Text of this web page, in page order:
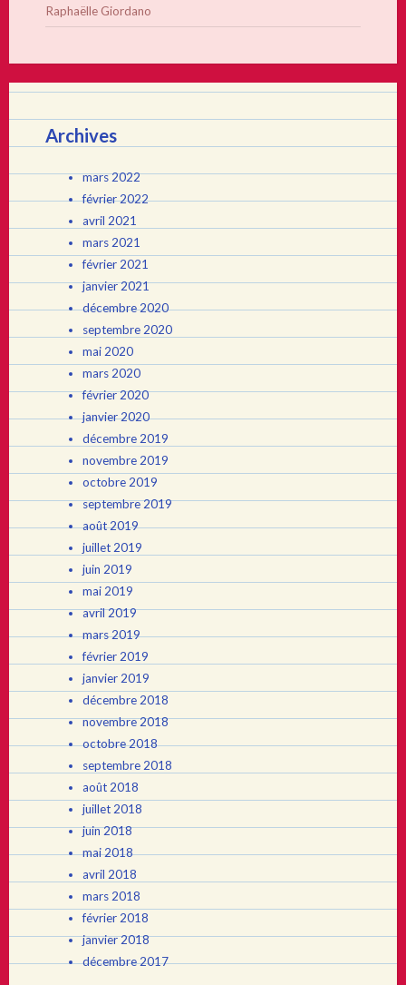
Raphaëlle Giordano
Archives
mars 2022
février 2022
avril 2021
mars 2021
février 2021
janvier 2021
décembre 2020
septembre 2020
mai 2020
mars 2020
février 2020
janvier 2020
décembre 2019
novembre 2019
octobre 2019
septembre 2019
août 2019
juillet 2019
juin 2019
mai 2019
avril 2019
mars 2019
février 2019
janvier 2019
décembre 2018
novembre 2018
octobre 2018
septembre 2018
août 2018
juillet 2018
juin 2018
mai 2018
avril 2018
mars 2018
février 2018
janvier 2018
décembre 2017